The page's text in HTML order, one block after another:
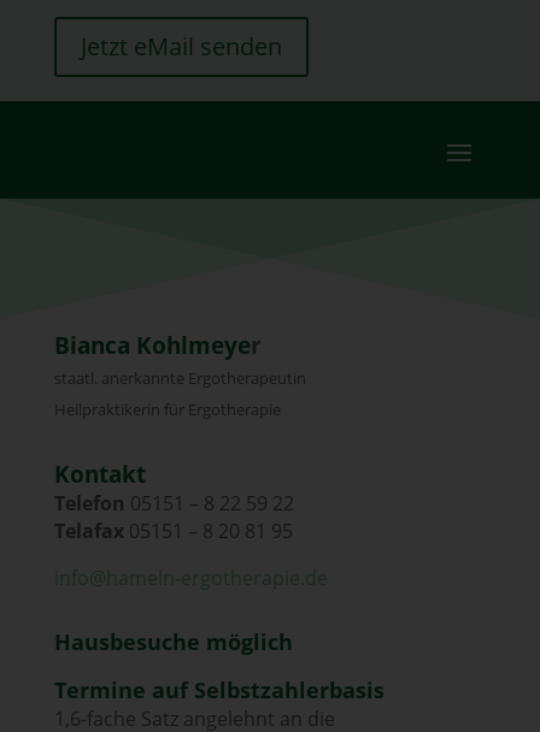
Jetzt eMail senden
Bianca Kohlmeyer
staatl. anerkannte Ergotherapeutin
Heilpraktikerin für Ergotherapie
Kontakt
Telefon 05151 – 8 22 59 22
Telafax05151 – 8 20 81 95
info@hameln-ergotherapie.de
Hausbesuche möglich
Termine auf Selbstzahlerbasis
1,6-fache Satz angelehnt an die